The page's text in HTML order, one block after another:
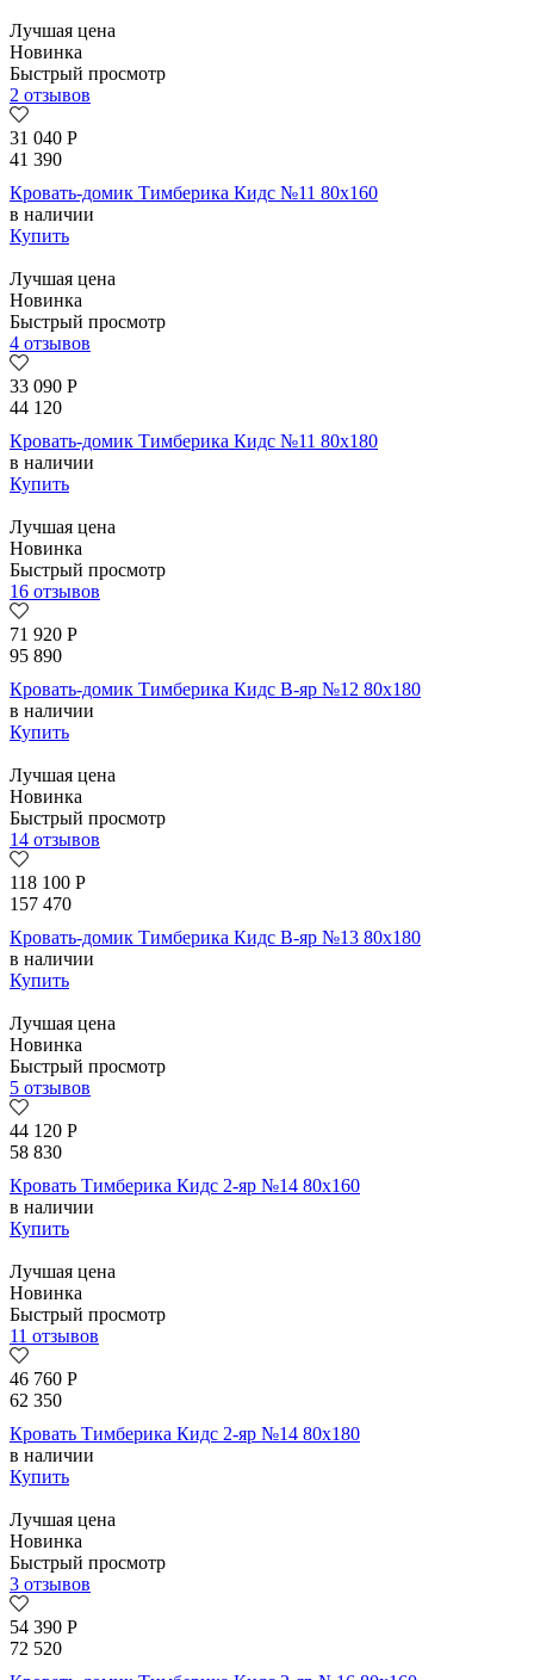
Лучшая цена
Новинка
Быстрый просмотр
2 отзывов
31 040 Р
41 390
Кровать-домик Тимберика Кидс №11 80х160
в наличии
Купить
Лучшая цена
Новинка
Быстрый просмотр
4 отзывов
33 090 Р
44 120
Кровать-домик Тимберика Кидс №11 80х180
в наличии
Купить
Лучшая цена
Новинка
Быстрый просмотр
16 отзывов
71 920 Р
95 890
Кровать-домик Тимберика Кидс В-яр №12 80х180
в наличии
Купить
Лучшая цена
Новинка
Быстрый просмотр
14 отзывов
118 100 Р
157 470
Кровать-домик Тимберика Кидс В-яр №13 80х180
в наличии
Купить
Лучшая цена
Новинка
Быстрый просмотр
5 отзывов
44 120 Р
58 830
Кровать Тимберика Кидс 2-яр №14 80х160
в наличии
Купить
Лучшая цена
Новинка
Быстрый просмотр
11 отзывов
46 760 Р
62 350
Кровать Тимберика Кидс 2-яр №14 80х180
в наличии
Купить
Лучшая цена
Новинка
Быстрый просмотр
3 отзывов
54 390 Р
72 520